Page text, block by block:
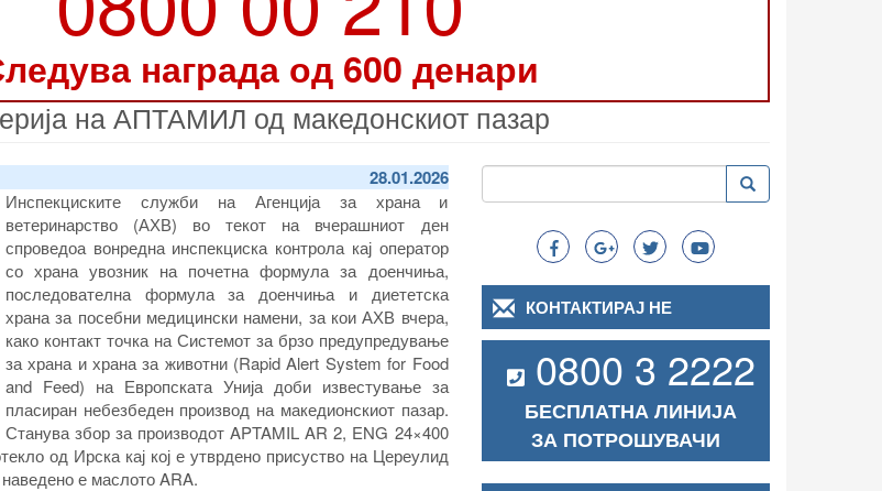
награда од 600 денари
на АПТАМИЛ од македонскиот пазар
28.01.2026
Инспекциските служби на Агенција за храна и
ветеринарство (АХВ) во текот на вчерашниот ден
спроведоа вонредна инспекциска контрола кај оператор
со храна увозник на почетна формула за доенчиња,
последователна формула за доенчиња и диететска
храна за посебни медицински намени, за кои АХВ вчера,
како контакт точка на Системот за брзо предупредување
за храна и храна за животни (Rapid Alert System for Food
and Feed) на Европската Унија доби известување за
пласиран небезбеден производ на македионскиот пазар.
Станува збор за производот APTAMIL AR 2, ENG 24×400
од Ирска кај кој е утврдено присуство на Цереулид
наведено е маслото ARA.
Search
Пребарување Пребарување
КОНТАКТИРАЈ НЕ
0800 3 2222
БЕСПЛАТНА ЛИНИЈА
ЗА ПОТРОШУВАЧИ